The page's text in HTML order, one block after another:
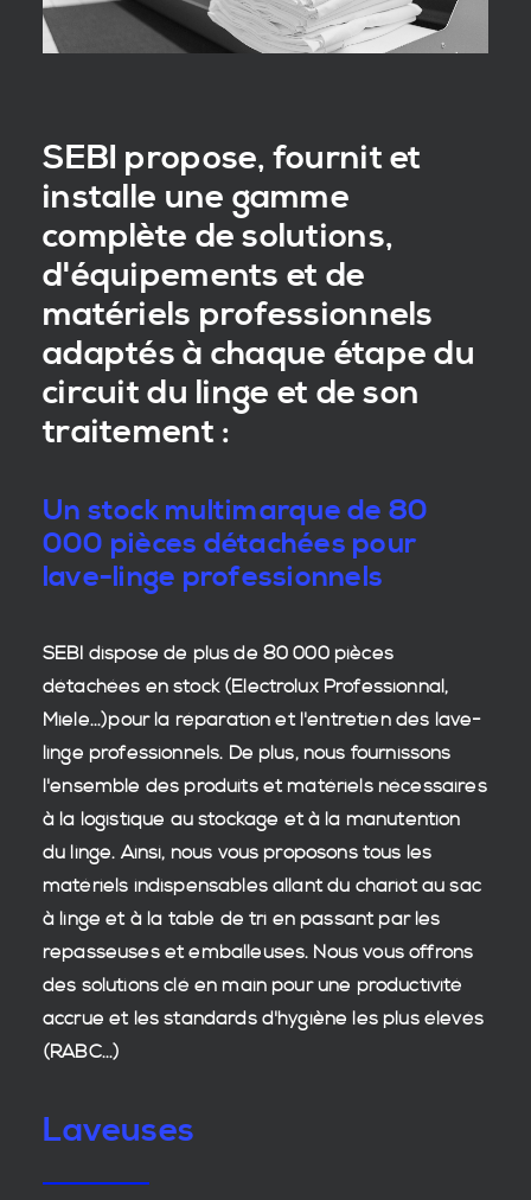
SEBI propose, fournit et
installe une gamme
complète de solutions,
d'équipements et de
matériels professionnels
adaptés à chaque étape du
circuit du linge et de son
traitement :
Un stock multimarque de 80
000 pièces détachées pour
lave-linge professionnels
SEBI dispose de plus de 80 000pièces
détachées en stock(Electrolux Professionnal,
Miele...)pour la réparation et l'entretien des lave-
linge professionnels. De plus, nous fournissons
l'ensemble des produits et matériels nécessaires
à la logistique au stockage et à la manutention
du linge. Ainsi, nous vous proposons tous les
matériels indispensables allant du chariot au sac
à linge et à la table de tri en passant par les
repasseuses et emballeuses. Nous vous offrons
des solutions clé en main pour une productivité
accrue et lesstandards d'hygiène les plus élevés
(RABC...)
Laveuses